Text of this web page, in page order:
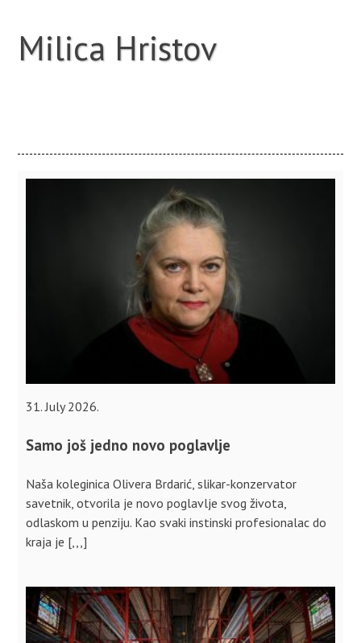
Milica Hristov
31. July 2026.
Samo još jedno novo poglavlje
Naša koleginica Olivera Brdarić, slikar-konzervator
savetnik, otvorila je novo poglavlje svog života,
odlaskom u penziju. Kao svaki instinski profesionalac do
kraja je [,,,]